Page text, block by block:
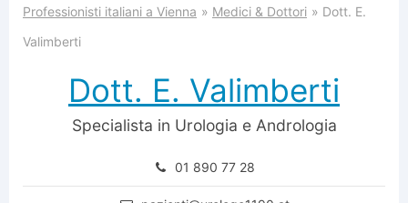
Professionisti italiani a Vienna Medici & Dottori
Dott. E.
Valimberti
Dott. E. Valimberti
Specialista in Urologia e Andrologia
01 890 77 28